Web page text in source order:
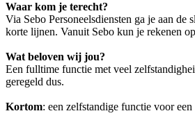
Waar kom je terecht?
Via Sebo Personeelsdiensten ga je aan
korte lijnen. Vanuit Sebo kun je rekenen
Wat beloven wij jou?
Een fulltime functie met veel
geregeld dus.
Kortom: een zelfstandige functie voor